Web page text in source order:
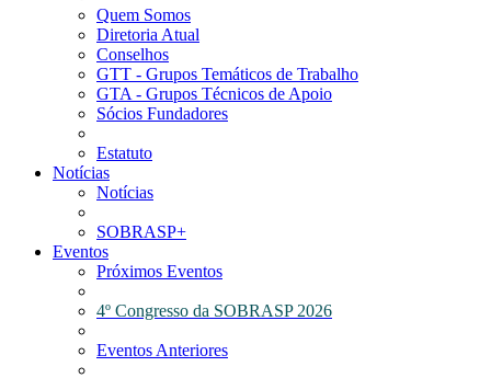
Quem Somos
Diretoria Atual
Conselhos
GTT - Grupos Temáticos de Trabalho
GTA - Grupos Técnicos de Apoio
Sócios Fundadores
Estatuto
Notícias
Notícias
SOBRASP+
Eventos
Próximos Eventos
4º Congresso da SOBRASP 2026
Eventos Anteriores